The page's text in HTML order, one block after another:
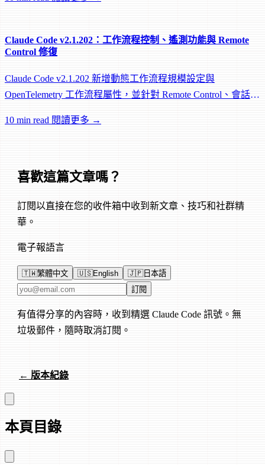
Claude Code v2.1.202：工作流程控制、遙測功能與 Remote
Control 修復
Claude Code v2.1.202 新增動態工作流程規模設定與
OpenTelemetry 工作流程屬性，並針對 Remote Control、會話管
10 min read 閱讀更多 →
喜歡這篇文章嗎？
訂閱以直接在您的收件箱中收到新文章、技巧和社群精
華。
電子報語言
🇹🇼繁體中文 🇺🇸English 🇯🇵日本語
電子郵件地址 訂閱
有值得分享的內容時，收到精選 Claude Code 訊號。無
垃圾郵件，隨時取消訂閱。
← 版本紀錄
本頁目錄